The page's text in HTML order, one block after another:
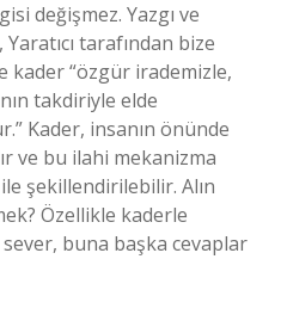
değişmez. Yazgı ve
tarafından bize
kader “özgür irademizle,
takdiriyle elde
Kader, insanın önünde
ve bu ilahi mekanizma
şekillendirilebilir. Alın
Özellikle kaderle
buna başka cevaplar